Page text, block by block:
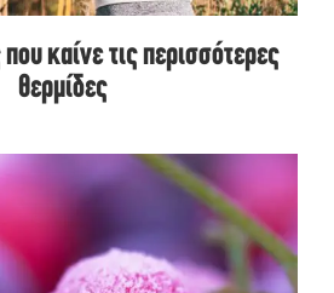
καίνε τις περισσότερες
θερμίδες